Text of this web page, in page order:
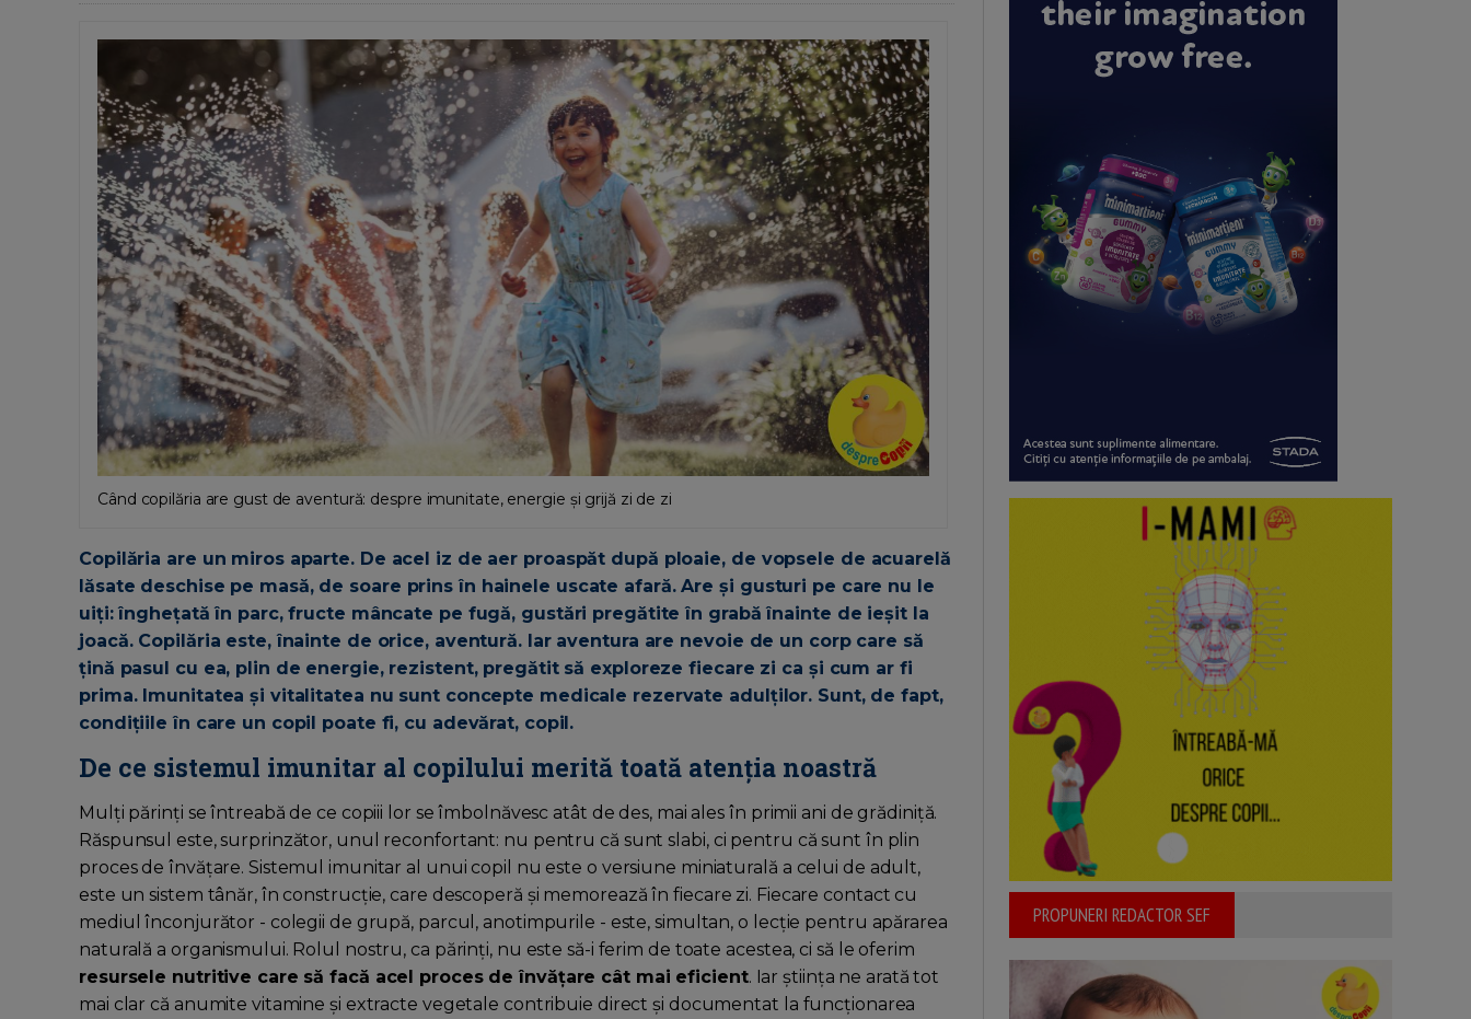
Când copilăria are gust de aventură: despre imunitate, energie și grijă zi de zi
Copilăria are un miros aparte. De acel iz de aer proaspăt după ploaie, de vopsele de acuarelă
lăsate deschise pe masă, de soare prins în hainele uscate afară. Are și gusturi pe care nu le
uiți: înghețată în parc, fructe mâncate pe fugă, gustări pregătite în grabă înainte de ieșit la
joacă. Copilăria este, înainte de orice, aventură. Iar aventura are nevoie de un corp care să
țină pasul cu ea, plin de energie, rezistent, pregătit să exploreze fiecare zi ca și cum ar fi
prima. Imunitatea și vitalitatea nu sunt concepte medicale rezervate adulților. Sunt, de fapt,
condițiile în care un copil poate fi, cu adevărat, copil.
De ce sistemul imunitar al copilului merită toată atenția noastră
Mulți părinți se întreabă de ce copiii lor se îmbolnăvesc atât de des, mai ales în primii ani de grădiniță.
Răspunsul este, surprinzător, unul reconfortant: nu pentru că sunt slabi, ci pentru că sunt în plin
proces de învățare. Sistemul imunitar al unui copil nu este o versiune miniaturală a celui de adult,
este un sistem tânăr, în construcție, care descoperă și memorează în fiecare zi. Fiecare contact cu
mediul înconjurător - colegii de grupă, parcul, anotimpurile - este, simultan, o lecție pentru apărarea
naturală a organismului. Rolul nostru, ca părinți, nu este să-i ferim de toate acestea, ci să le oferim
resursele nutritive care să facă acel proces de învățare cât mai eficient. Iar știința ne arată tot
mai clar că anumite vitamine și extracte vegetale contribuie direct și documentat la funcționarea
PROPUNERI REDACTOR SEF